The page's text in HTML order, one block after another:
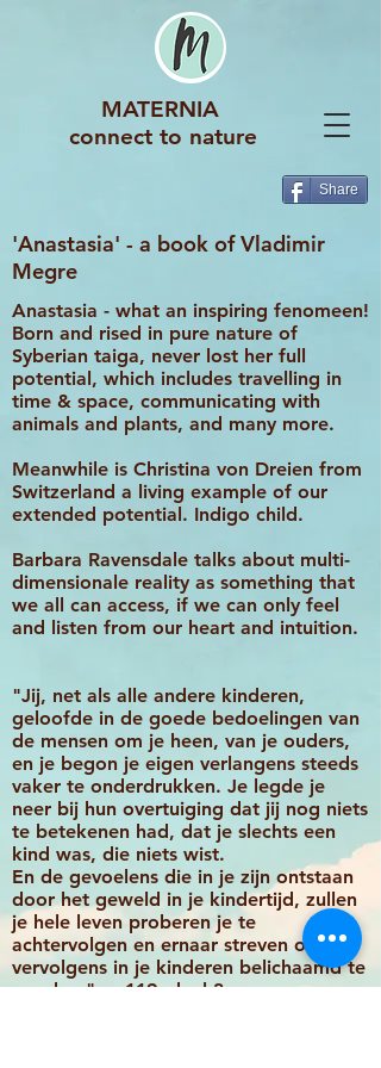
MATERNIA
connect to nature
Share
'Anastasia' - a book of Vladimir
Megre
Anastasia - what an inspiring fenomeen!
Born and rised in pure nature of
Syberian taiga, never lost her full
potential, which includes travelling in
time & space, communicating with
animals and plants, and many more.
Meanwhile is Christina von Dreien from
Switzerland a living example of our
extended potential. Indigo child.
Barbara Ravensdale talks about multi-
dimensionale reality as something that
we all can access, if we can only feel
and listen from our heart and intuition.
"Jij, net als alle andere kinderen,
geloofde in de goede bedoelingen van
de mensen om je heen, van je ouders,
en je begon je eigen verlangens steeds
vaker te onderdrukken. Je legde je
neer bij hun overtuiging dat jij nog niets
te betekenen had, dat je slechts een
kind was, die niets wist.
En de gevoelens die in je zijn ontstaan
door het geweld in je kindertijd, zullen
je hele leven proberen je te
achtervolgen en ernaar streven om
vervolgens in je kinderen belichaamd te
worden." p. 119, deel 3